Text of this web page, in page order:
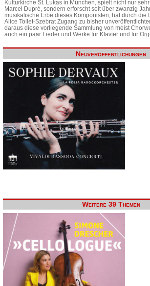
Kulturkirche St. Lukas in München, spielt nicht nur
Marcel Dupré, sondern erforscht seit über zwanzig
musikalische Erbe dieses Komponisten, hat durch die
Alice Tollet-Szebrat Zugang zu bisher
daraus diese vorliegende Sammlung von meist
auch ein paar Lieder und Werke für Klavier und für
Neuveröffentlichungen
Weitere 39 Themen